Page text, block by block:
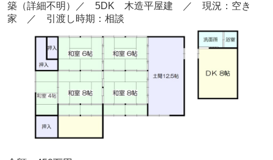
築（詳細不明） ／ 5DK 木造平屋建 ／ 現況：空き
家 ／ 引渡し時期：相談